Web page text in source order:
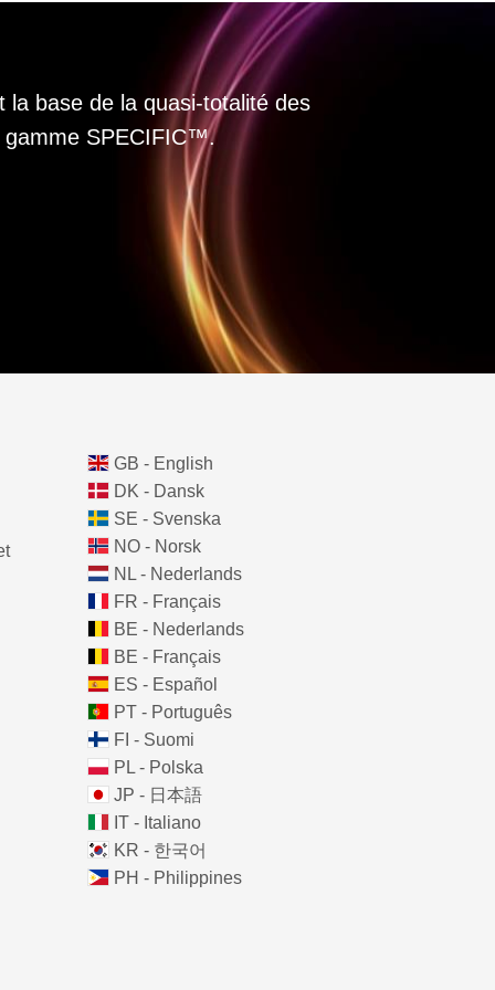
la base de la quasi-totalité des
gamme SPECIFIC™.
GB - English
DK - Dansk
SE - Svenska
NO - Norsk
NL - Nederlands
FR - Français
BE - Nederlands
BE - Français
ES - Español
PT - Português
FI - Suomi
PL - Polska
JP - 日本語
IT - Italiano
KR - 한국어
PH - Philippines